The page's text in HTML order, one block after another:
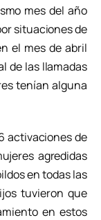
mes del año
situaciones de
el mes de abril
de las llamadas
tenían alguna
activaciones de
agredidas
en todas las
tuvieron que
en estos